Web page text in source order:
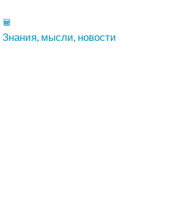
Знания, мысли, новости